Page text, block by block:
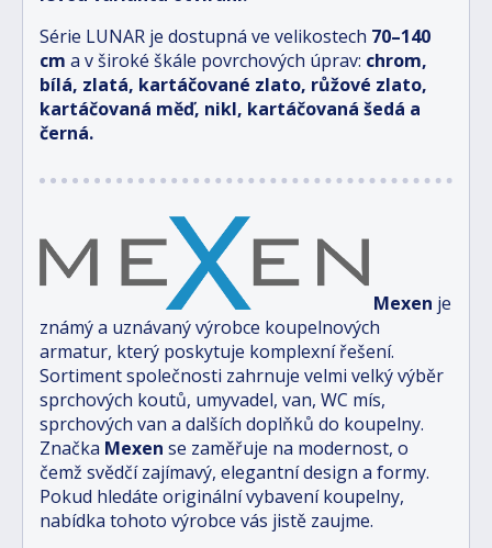
Série LUNAR je dostupná ve velikostech 70–140
cm a v široké škále povrchových úprav: chrom,
bílá, zlatá, kartáčované zlato, růžové zlato,
kartáčovaná měď, nikl, kartáčovaná šedá a
černá.
Mexen je
známý a uznávaný výrobce koupelnových
armatur, který poskytuje komplexní řešení.
Sortiment společnosti zahrnuje velmi velký výběr
sprchových koutů, umyvadel, van, WC mís,
sprchových van a dalších doplňků do koupelny.
Značka Mexen se zaměřuje na modernost, o
čemž svědčí zajímavý, elegantní design a formy.
Pokud hledáte originální vybavení koupelny,
nabídka tohoto výrobce vás jistě zaujme.